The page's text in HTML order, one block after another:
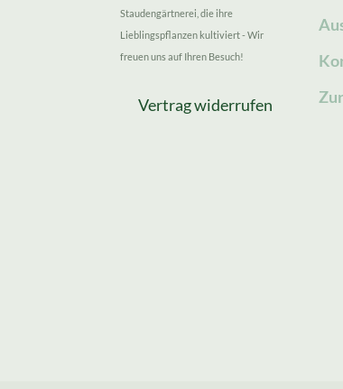
Staudengärtnerei, die ihre
Lieblingspflanzen kultiviert - Wir
freuen uns auf Ihren Besuch!
Vertrag widerrufen